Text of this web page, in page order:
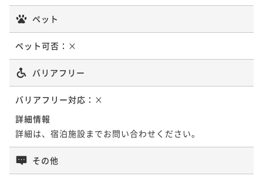
ペット
ペット可否： ×
バリアフリー
バリアフリー対応： ×
詳細情報
詳細は、宿泊施設までお問い合わせください。
その他